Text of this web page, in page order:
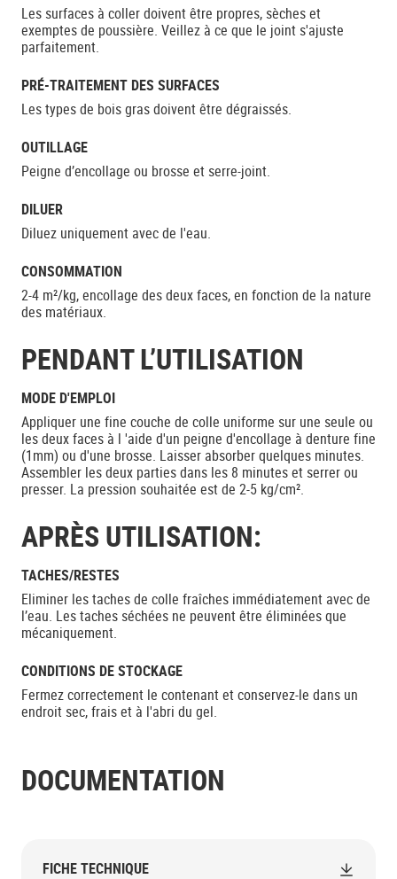
Les surfaces à coller doivent être propres, sèches et
exemptes de poussière. Veillez à ce que le joint s'ajuste
parfaitement.
PRÉ-TRAITEMENT DES SURFACES
Les types de bois gras doivent être dégraissés.
OUTILLAGE
Peigne d’encollage ou brosse et serre-joint.
DILUER
Diluez uniquement avec de l'eau.
CONSOMMATION
2-4 m²/kg, encollage des deux faces, en fonction de la nature
des matériaux.
PENDANT L’UTILISATION
MODE D'EMPLOI
Appliquer une fine couche de colle uniforme sur une seule ou
les deux faces à l 'aide d'un peigne d'encollage à denture fine
(1mm) ou d'une brosse. Laisser absorber quelques minutes.
Assembler les deux parties dans les 8 minutes et serrer ou
presser. La pression souhaitée est de 2-5 kg/cm².
APRÈS UTILISATION:
TACHES/RESTES
Eliminer les taches de colle fraîches immédiatement avec de
l’eau. Les taches séchées ne peuvent être éliminées que
mécaniquement.
CONDITIONS DE STOCKAGE
Fermez correctement le contenant et conservez-le dans un
endroit sec, frais et à l'abri du gel.
DOCUMENTATION
FICHE TECHNIQUE